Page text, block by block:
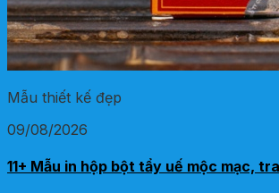
Mẫu thiết kế đẹp
09/08/2026
11+ Mẫu in hộp bột tẩy uế mộc mạc,